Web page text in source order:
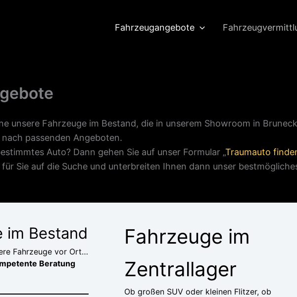
Fahrzeugangebote
unsere Fahrzeuge im Bestand, die in unserem Showroom in
passenden Angeboten.
Auto? Dann gehen Sie auf unser Formular „Traumauto
Sie auf die Suche und unterbreiten Ihnen dann unser
im Bestand
Fahrzeuge vor Ort…
Beratung
Fahrzeuge im
Zentrallager
Ob großen SUV oder kleinen Flitzer, ob